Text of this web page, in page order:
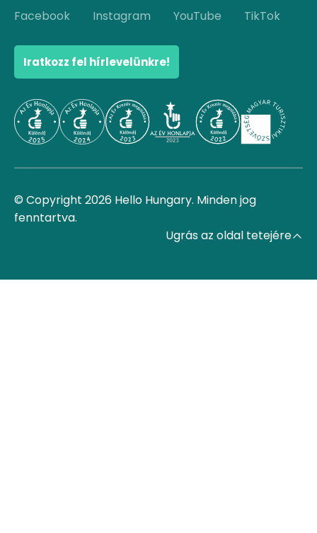
Facebook Instagram YouTube TikTok
Iratkozz fel hírlevelünkre!
© Copyright 2026 Hello Hungary. Minden jog
fenntartva.
Ugrás az oldal tetejére